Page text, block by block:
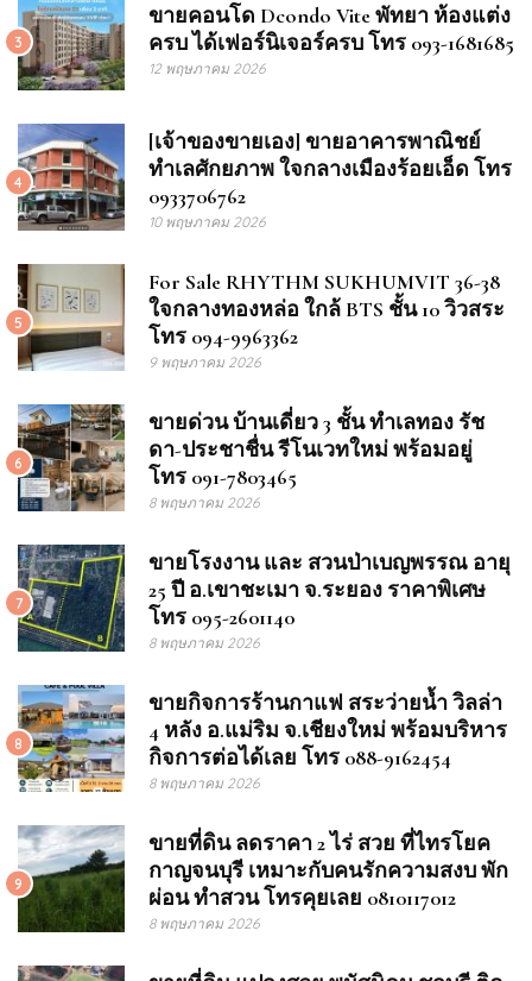
3
ขายคอนโด Dcondo Vite พัทยา ห้องแต่ง
ครบ ได้เฟอร์นิเจอร์ครบ โทร 093-1681685
12 พฤษภาคม 2026
4
[เจ้าของขายเอง] ขายอาคารพาณิชย์
ทำเลศักยภาพ ใจกลางเมืองร้อยเอ็ด โทร
0933706762
10 พฤษภาคม 2026
5
For Sale RHYTHM SUKHUMVIT 36-38
ใจกลางทองหล่อ ใกล้ BTS ชั้น 10 วิวสระ
โทร 094-9963362
9 พฤษภาคม 2026
6
ขายด่วน บ้านเดี่ยว 3 ชั้น ทำเลทอง รัช
ดา-ประชาชื่น รีโนเวทใหม่ พร้อมอยู่
โทร 091-7803465
8 พฤษภาคม 2026
7
ขายโรงงาน และ สวนป่าเบญพรรณ อายุ
25 ปี อ.เขาชะเมา จ.ระยอง ราคาพิเศษ
โทร 095-2601140
8 พฤษภาคม 2026
8
ขายกิจการร้านกาแฟ สระว่ายน้ำ วิลล่า
4 หลัง อ.แม่ริม จ.เชียงใหม่ พร้อมบริหาร
กิจการต่อได้เลย โทร 088-9162454
8 พฤษภาคม 2026
9
ขายที่ดิน ลดราคา 2 ไร่ สวย ที่ไทรโยค
กาญจนบุรี เหมาะกับคนรักความสงบ พัก
ผ่อน ทำสวน โทรคุยเลย 0810117012
8 พฤษภาคม 2026